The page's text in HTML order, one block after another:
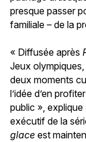
presque passer
familiale – de la
« Diffusée après
Jeux
deux moments
l’idée d’en
public »,
exécutif de la
glace est